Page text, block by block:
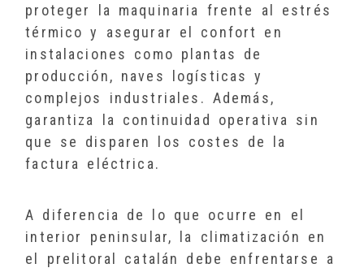
proteger la maquinaria frente al estrés
térmico y asegurar el confort en
instalaciones como plantas de
producción, naves logísticas y
complejos industriales. Además,
garantiza la continuidad operativa sin
que se disparen los costes de la
factura eléctrica.
A diferencia de lo que ocurre en el
interior peninsular, la climatización en
el prelitoral catalán debe enfrentarse a